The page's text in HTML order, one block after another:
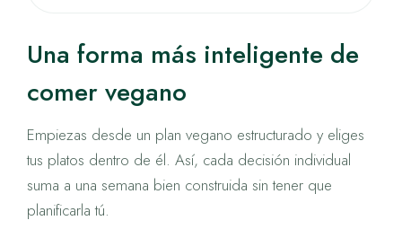
Una forma más inteligente de
comer vegano
Empiezas desde un plan vegano estructurado y eliges
tus platos dentro de él. Así, cada decisión individual
suma a una semana bien construida sin tener que
planificarla tú.